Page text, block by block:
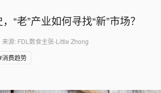
“老”产业如何寻找“新”市场？
来源: FDL数食主张-Little Zhong
消费趋势